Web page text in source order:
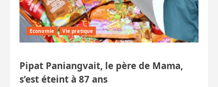
Economie Vie pratique
Pipat Paniangvait, le père de Mama,
s’est éteint à 87 ans